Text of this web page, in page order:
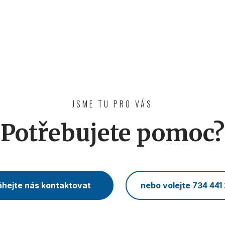
JSME TU PRO VÁS
Potřebujete pomoc?
nás kontaktovat nebo volejte 734 441